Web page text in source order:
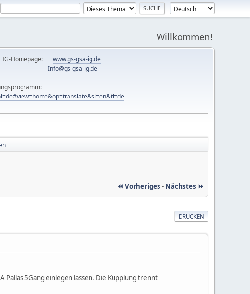
Willkommen!
IG-Homepage: www.gs-gsa-ig.de
Info@gs-gsa-ig.de
⏪ Vorheriges - Nächstes ⏩
DRUCKEN
Pallas 5Gang einlegen lassen. Die Kupplung trennt